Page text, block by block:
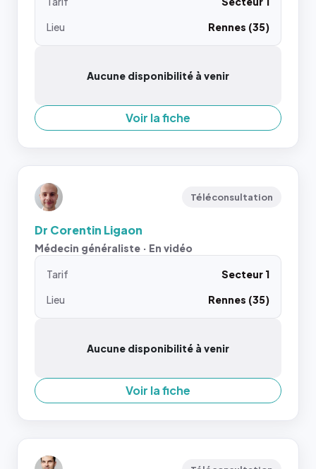
Lieu
Rennes (35)
Aucune disponibilité à venir
Voir la fiche
Téléconsultation
Dr Corentin Ligaon
Médecin généraliste · En vidéo
Tarif
Secteur 1
Lieu
Rennes (35)
Aucune disponibilité à venir
Voir la fiche